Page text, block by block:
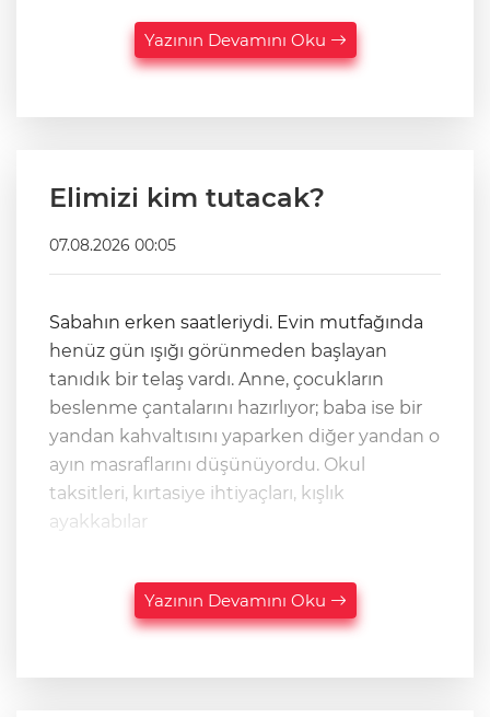
Yazının Devamını Oku
Elimizi kim tutacak?
07.08.2026 00:05
Sabahın erken saatleriydi. Evin mutfağında
henüz gün ışığı görünmeden başlayan
tanıdık bir telaş vardı. Anne, çocukların
beslenme çantalarını hazırlıyor; baba ise bir
yandan kahvaltısını yaparken diğer yandan o
ayın masraflarını düşünüyordu. Okul
taksitleri, kırtasiye ihtiyaçları, kışlık
ayakkabılar
Yazının Devamını Oku